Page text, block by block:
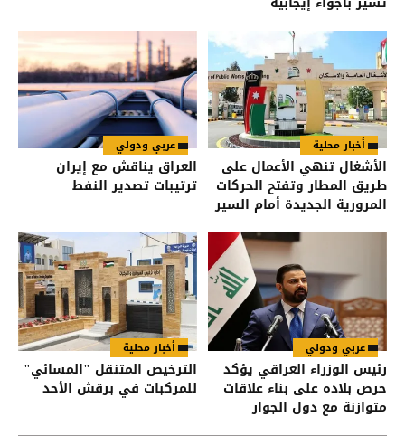
أخبار محلية
الأشغال تنهي الأعمال على
طريق المطار وتفتح الحركات
المرورية الجديدة أمام السير
عربي ودولي
العراق يناقش مع إيران
ترتيبات تصدير النفط
عربي ودولي
رئيس الوزراء العراقي يؤكد
حرص بلاده على بناء علاقات
متوازنة مع دول الجوار
أخبار محلية
الترخيص المتنقل "المسائي"
للمركبات في برقش الأحد